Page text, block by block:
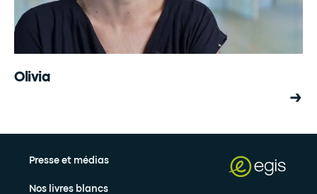
Olivia
Presse et médias
Nos livres blancs